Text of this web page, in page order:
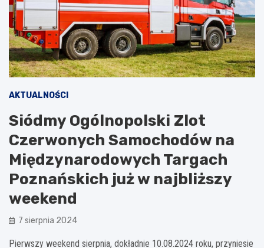
AKTUALNOŚCI
Siódmy Ogólnopolski Zlot
Czerwonych Samochodów na
Międzynarodowych Targach
Poznańskich już w najbliższy
weekend
7 sierpnia 2024
Pierwszy weekend sierpnia, dokładnie 10.08.2024 roku, przyniesie